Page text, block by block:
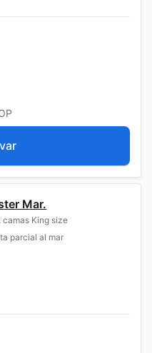
Mar.
camas King size
parcial al mar